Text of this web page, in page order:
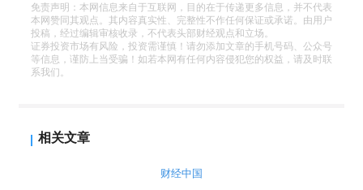
免责声明：本网信息来自于互联网，目的在于传递更多信息，并不代表
本网赞同其观点。其内容真实性、完整性不作任何保证或承诺。由用户
投稿，经过编辑审核收录，不代表头部财经观点和立场。
证券投资市场有风险，投资需谨慎！请勿添加文章的手机号码、公众号
等信息，谨防上当受骗！如若本网有任何内容侵犯您的权益，请及时联
系我们。
相关文章
财经中国